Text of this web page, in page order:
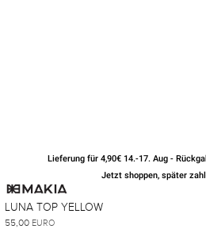
Lieferung für 4,90€ 14.-17. Aug -
Jetzt shoppen, später
LUNA TOP YELLOW
55,00 EURO